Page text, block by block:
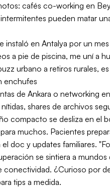
cafés co-working en
pueden matar
en Antalya por un
a pie de piscina, me uní
urbano a retiros rurales,
enchufes
de Ankara o networking
shares de archivos
compacto se desliza en el
muchos. Pacientes
doc y updates familiares.
se sintiera a
¿Curioso por
tips a medida.